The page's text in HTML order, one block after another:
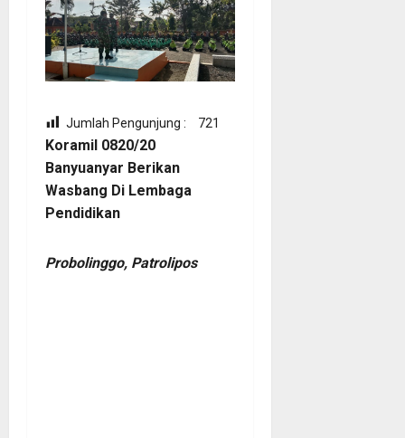
Jumlah Pengunjung : 721
Koramil 0820/20
Banyuanyar Berikan
Wasbang Di Lembaga
Pendidikan
Probolinggo, Patrolipos